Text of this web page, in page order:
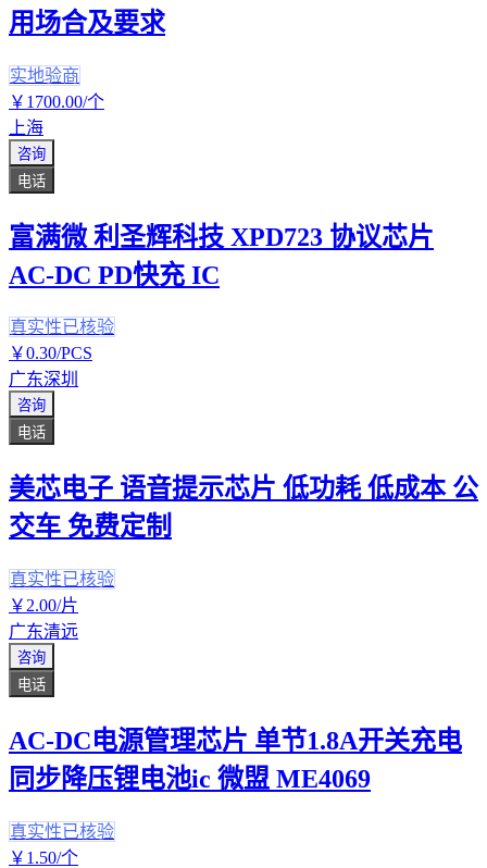
用场合及要求
实地验商
￥ 1700.00/个
上海
咨询
电话
富满微 利圣辉科技 XPD723 协议芯片
AC-DC PD快充 IC
真实性已核验
￥0.30/PCS
广东深圳
咨询
电话
美芯电子 语音提示芯片 低功耗 低成本 公
交车 免费定制
真实性已核验
￥ 2.00/片
广东清远
咨询
电话
AC-DC电源管理芯片 单节1.8A开关充电
同步降压锂电池ic 微盟 ME4069
真实性已核验
￥ 1 .50/个